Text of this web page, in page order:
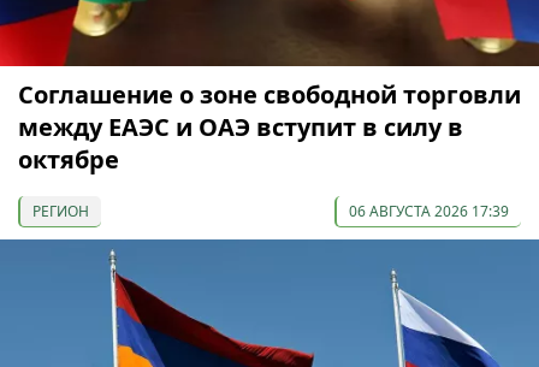
Соглашение о зоне свободной торговли
между ЕАЭС и ОАЭ вступит в силу в
октябре
РЕГИОН 06 АВГУСТА 2026 17:39